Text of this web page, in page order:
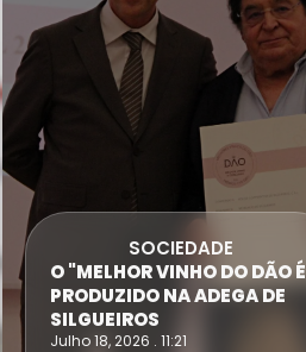
SOCIEDADE
O "MELHOR VINHO DO DÃO É
PRODUZIDO NA ADEGA DE
SILGUEIROS
Julho 18, 2026 . 11:21